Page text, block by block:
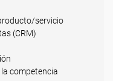
servicio
(CRM)
competencia